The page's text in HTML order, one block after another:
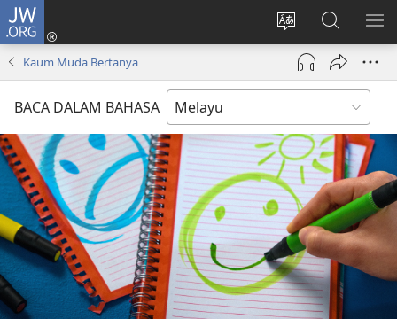
JW.ORG
Tukar
bahasa
laman
web
Log
Masuk
(membuka
tetingkap
baharu)
Cari
JW.ORG
Kaum Muda Bertanya
BACA DALAM BAHASA